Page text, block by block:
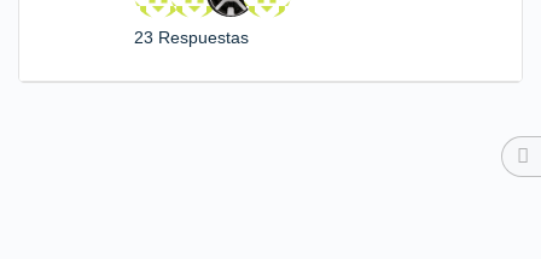
23 Respuestas